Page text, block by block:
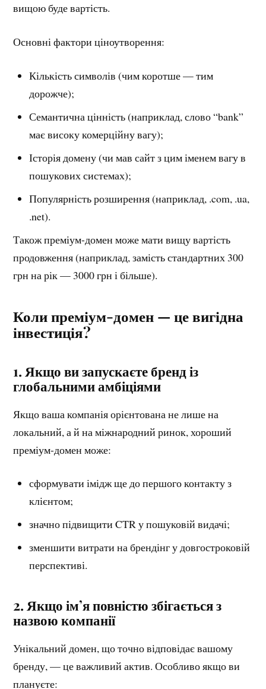
вищою буде вартість.
Основні фактори ціноутворення:
Кількість символів (чим коротше — тим
дорожче);
Семантична цінність (наприклад, слово “bank”
має високу комерційну вагу);
Історія домену (чи мав сайт з цим іменем вагу в
пошукових системах);
Популярність розширення (наприклад, .com, .ua,
.net).
Також преміум-домен може мати вищу вартість
продовження (наприклад, замість стандартних 300
грн на рік — 3000 грн і більше).
Коли преміум-домен — це вигідна
інвестиція?
1. Якщо ви запускаєте бренд із
глобальними амбіціями
Якщо ваша компанія орієнтована не лише на
локальний, а й на міжнародний ринок, хороший
преміум-домен може:
сформувати імідж ще до першого контакту з
клієнтом;
значно підвищити CTR у пошуковій видачі;
зменшити витрати на брендінг у довгостроковій
перспективі.
2. Якщо ім’я повністю збігається з
назвою компанії
Унікальний домен, що точно відповідає вашому
бренду, — це важливий актив. Особливо якщо ви
плануєте: